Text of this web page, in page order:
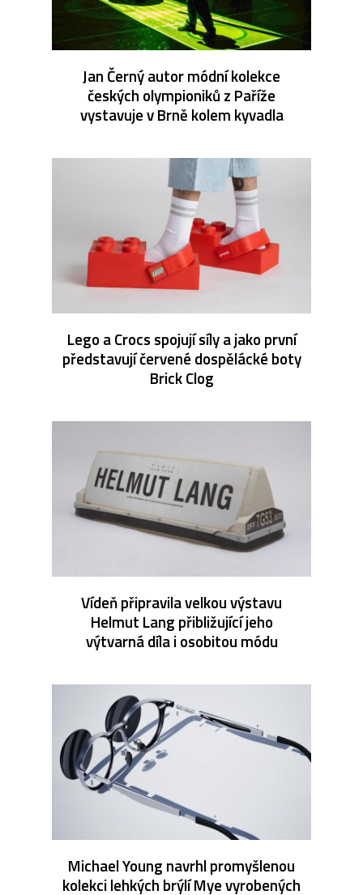
Jan Černý autor módní kolekce
českých olympioniků z Paříže
vystavuje v Brně kolem kyvadla
Lego a Crocs spojují síly a jako první
představují červené dospělácké boty
Brick Clog
Vídeň připravila velkou výstavu
Helmut Lang přibližující jeho
výtvarná díla i osobitou módu
Michael Young navrhl promyšlenou
kolekci lehkých brýlí Mye vyrobených